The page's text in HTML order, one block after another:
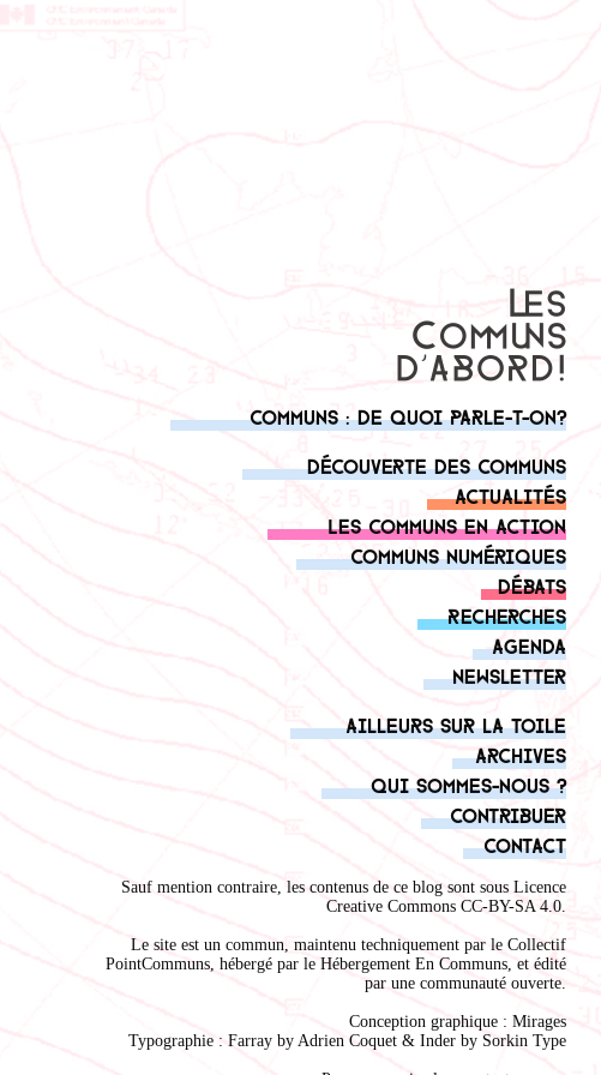
Communs : de quoi parle-t-on?
Découverte des communs
Actualités
Les communs en action
Communs numériques
Débats
Recherches
Agenda
Newsletter
Ailleurs sur la toile
Archives
Qui sommes-nous ?
Contribuer
Contact
Sauf mention contraire, les contenus de ce blog sont sous Licence
Creative Commons CC-BY-SA 4.0.
Le site est un commun, maintenu techniquement par le Collectif
PointCommuns, hébergé par le Hébergement En Communs, et édité
par une communauté ouverte.
Conception graphique : Mirages
Typographie : Farray by Adrien Coquet & Inder by Sorkin Type